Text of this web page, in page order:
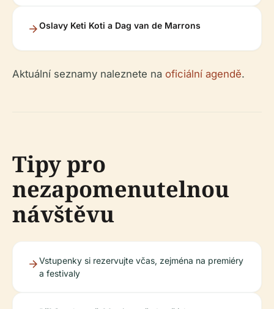
Oslavy Keti Koti a Dag van de Marrons
Aktuální seznamy naleznete na oficiální agendě.
Tipy pro
nezapomenutelnou
návštěvu
Vstupenky si rezervujte včas, zejména na premiéry
a festivaly